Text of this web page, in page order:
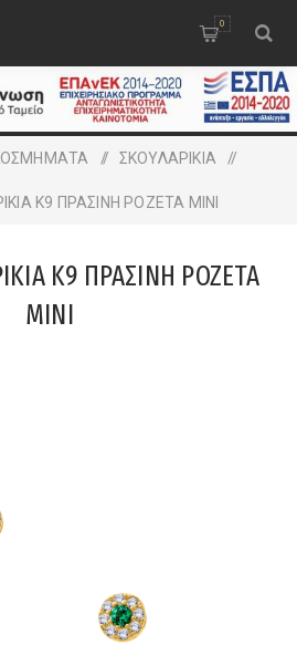
0
/ ΣΚΟΥΛΑΡΙΚΙΑ /
Κ9 ΠΡΑΣΙΝΗ ΡΟΖΕΤΑ ΜΙΝΙ
Κ9 ΠΡΑΣΙΝΗ ΡΟΖΕΤΑ
ΜΙΝΙ